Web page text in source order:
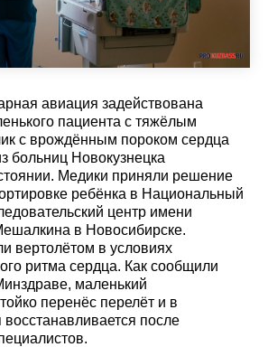
авиация задействована
пациента с тяжёлым
с врождённым пороком сердца
больниц Новокузнецка
Медики приняли решение
ребёнка в Национальный
центр имени
в Новосибирске.
вертолётом в условиях
ритма сердца. Как сообщили
маленький
перенёс перелёт и в
после